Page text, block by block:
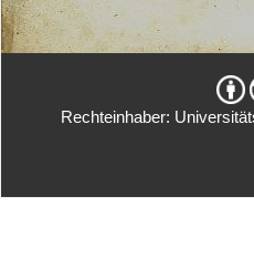
Rechteinhaber: